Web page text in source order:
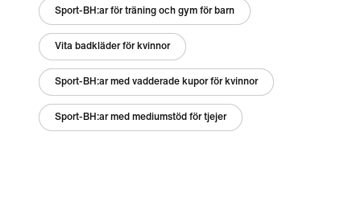
Sport-BH:ar för träning och gym för barn
Vita badkläder för kvinnor
Sport-BH:ar med vadderade kupor för kvinnor
Sport-BH:ar med mediumstöd för tjejer